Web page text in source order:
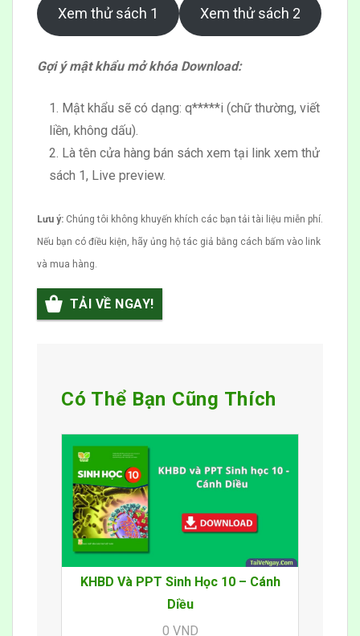
Xem thử sách 1 Xem thử sách 2
Gợi ý mật khẩu mở khóa Download:
Mật khẩu sẽ có dạng: q*****i (chữ thường, viết
liền, không dấu).
Là tên cửa hàng bán sách xem tại link xem thử
sách 1, Live preview.
Lưu ý: Chúng tôi không khuyến khích các bạn tải tài liệu miễn phí.
Nếu bạn có điều kiện, hãy ủng hộ tác giả bằng cách bấm vào link
và mua hàng.
TẢI VỀ NGAY!
Có Thể Bạn Cũng Thích
KHBD Và PPT Sinh Học 10 – Cánh
Diều
0 VND